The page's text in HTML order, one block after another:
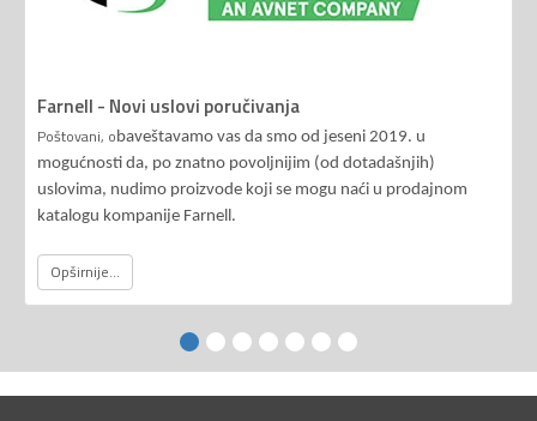
Farnell - Novi uslovi poručivanja
Poštovani, obaveštavamo vas da smo od jeseni 2019. u
mogućnosti da, po znatno povoljnijim (od dotadašnjih)
uslovima, nudimo proizvode koji se mogu naći u prodajnom
katalogu kompanije Farnell.
Opširnije...